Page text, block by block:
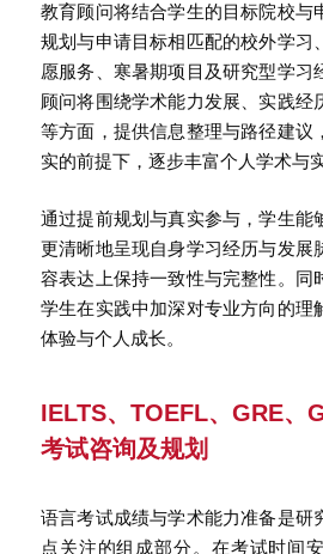
教育顾问将结合学生的目标院校与
规划与申请目标相匹配的校外学习
愿服务、寒暑期项目及研究型学习
顾问将围绕学术能力发展、实践经
等方面，提供信息整理与路径建议
实的前提下，逐步丰富个人学术与
通过提前规划与真实参与，学生能
更清晰地呈现自身学习经历与发展
容表达上保持一致性与完整性。同
学生在实践中加深对专业方向的理
体验与个人成长。
IELTS、TOEFL、GRE、
考试咨询及规划
语言考试成绩与学术能力准备是研
点关注的组成部分。在考试时间